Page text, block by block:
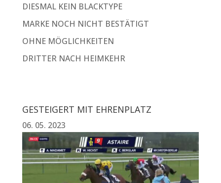
DIESMAL KEIN BLACKTYPE
MARKE NOCH NICHT BESTÄTIGT
OHNE MÖGLICHKEITEN
DRITTER NACH HEIMKEHR
GESTEIGERT MIT EHRENPLATZ
06. 05. 2023